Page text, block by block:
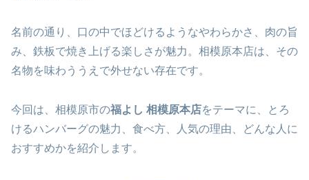
名前の通り、口の中でほどけるようなやわらかさ、肉の旨
み、鉄板で焼き上げる楽しさが魅力。相模原本店は、その
名物を味わううえで外せない存在です。
今回は、相模原市の福よし 相模原本店をテーマに、とろ
けるハンバーグの魅力、食べ方、人気の理由、どんな人に
おすすめかを紹介します。